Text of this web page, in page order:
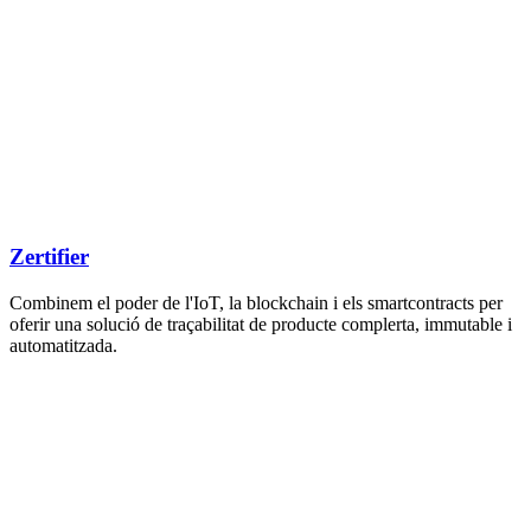
Zertifier
Combinem el poder de l'IoT, la blockchain i els smartcontracts per
oferir una solució de traçabilitat de producte complerta, immutable i
automatitzada.